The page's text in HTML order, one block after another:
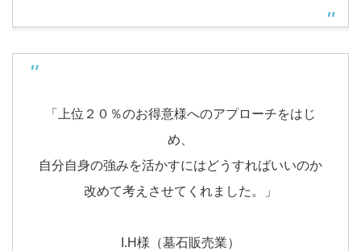
「上位２０％のお得意様へのアプローチをはじ
め、
自分自身の強みを活かすにはどうすればいいのか
改めて考えさせてくれました。」
I.H様（墓石販売業）